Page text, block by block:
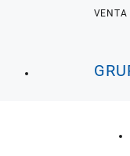
VENTA